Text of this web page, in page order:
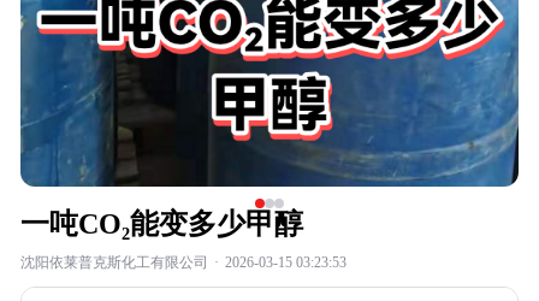
一吨CO₂能变多少甲醇
沈阳依莱普克斯化工有限公司 · 2026-03-15 03:23:53